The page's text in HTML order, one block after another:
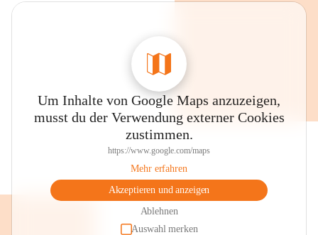
Um Inhalte von Google Maps anzuzeigen,
musst du der Verwendung externer Cookies
zustimmen.
https://www.google.com/maps
Mehr erfahren
Akzeptieren und anzeigen
Ablehnen
Auswahl merken